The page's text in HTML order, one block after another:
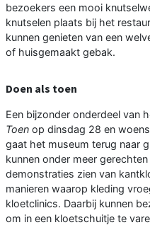
bezoekers een mooi
knutselen plaats bij het
kunnen genieten van een
of huisgemaakt gebak.
Doen als toen
Een bijzonder onderdeel van
Toen op dinsdag 28 en
gaat het museum terug naar
kunnen onder meer
demonstraties zien van
manieren waarop kleding
kloetclinics. Daarbij kunnen
om in een kloetschuitje te